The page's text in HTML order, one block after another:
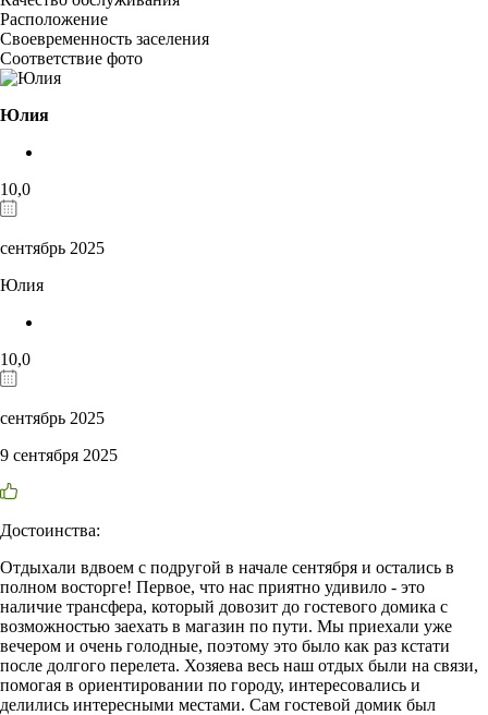
Расположение
Своевременность заселения
Соответствие фото
Юлия
10,0
сентябрь 2025
Юлия
10,0
сентябрь 2025
9 сентября 2025
Достоинства:
Отдыхали вдвоем с подругой в начале сентября и остались в
полном восторге! Первое, что нас приятно удивило - это
наличие трансфера, который довозит до гостевого домика с
возможностью заехать в магазин по пути. Мы приехали уже
вечером и очень голодные, поэтому это было как раз кстати
после долгого перелета. Хозяева весь наш отдых были на связи,
помогая в ориентировании по городу, интересовались и
делились интересными местами. Сам гостевой домик был